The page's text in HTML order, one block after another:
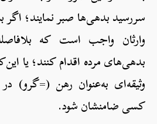
سررسید بدهی‌ها صبر نمایند؛ اگر
وارثان واجب است که
بدهی‌های مرده اقدام کنند؛ یا
وثیقه‌ای به‌عنوان رهن (=گرو) در
کسی ضامنشان شود.